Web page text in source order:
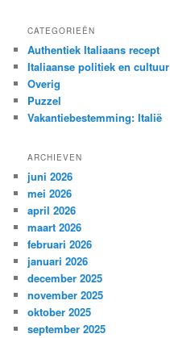
CATEGORIEËN
Authentiek Italiaans recept
Italiaanse politiek en cultuur
Overig
Puzzel
Vakantiebestemming: Italië
ARCHIEVEN
juni 2026
mei 2026
april 2026
maart 2026
februari 2026
januari 2026
december 2025
november 2025
oktober 2025
september 2025